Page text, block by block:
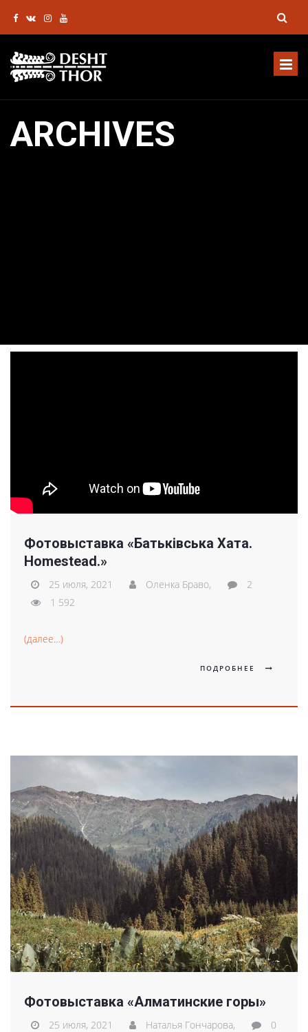
ARCHIVES
Фотовыставка «Батьківська Хата.
Homestead.»
25 июля, 2021 Оленка Браво,
2
1 592
(далее…)
ПОДРОБНЕЕ
Фотовыставка «Алматинские горы»
25 июля, 2021 Наталья Гончарова,
0